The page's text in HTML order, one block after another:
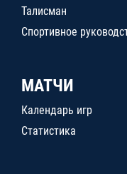
Талисман
Спортивное
МАТЧИ
Календарь игр
Статистика